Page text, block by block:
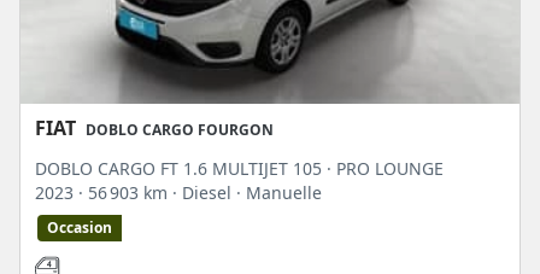
FIAT DOBLO CARGO FOURGON
DOBLO CARGO FT 1.6 MULTIJET 105 · PRO LOUNGE
2023 · 56 903 km · Diesel · Manuelle
Occasion